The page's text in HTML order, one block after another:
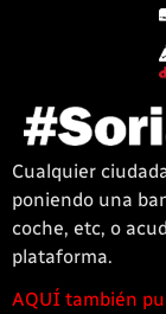
Cualquier
poniendo una
coche, etc, o
plataforma.
1win
AQUÍ también